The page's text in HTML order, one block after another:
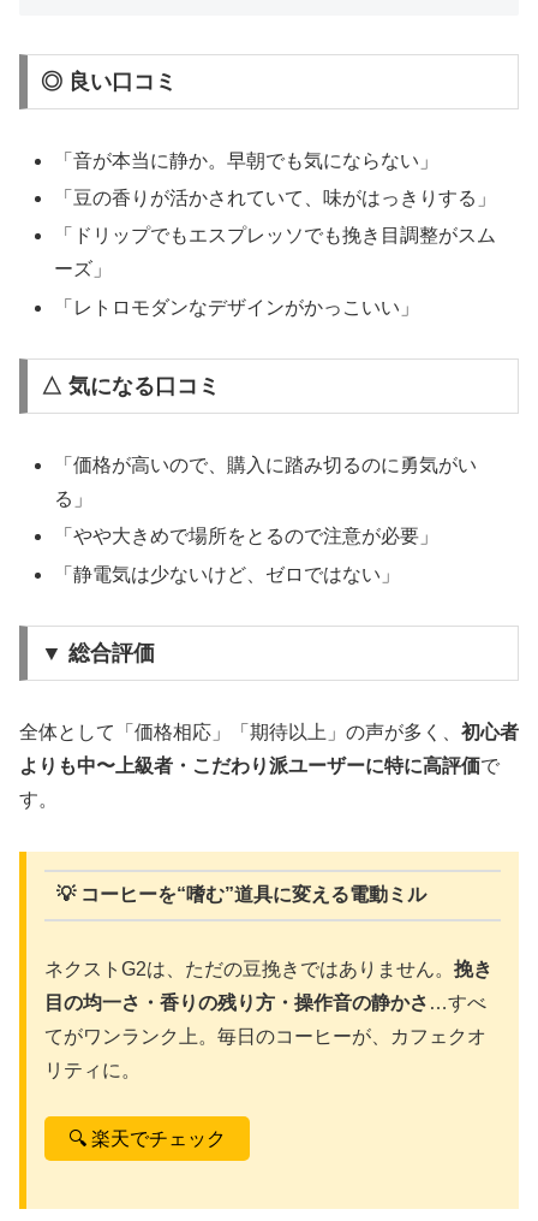
◎ 良い口コミ
「音が本当に静か。早朝でも気にならない」
「豆の香りが活かされていて、味がはっきりする」
「ドリップでもエスプレッソでも挽き目調整がスム
ーズ」
「レトロモダンなデザインがかっこいい」
△ 気になる口コミ
「価格が高いので、購入に踏み切るのに勇気がい
る」
「やや大きめで場所をとるので注意が必要」
「静電気は少ないけど、ゼロではない」
▼ 総合評価
全体として「価格相応」「期待以上」の声が多く、 初心者
よりも中〜上級者・こだわり派ユーザーに特に高評価で
す。
💡 コーヒーを“嗜む”道具に変える電動ミル
ネクストG2は、ただの豆挽きではありません。 挽き
目の均一さ・香りの残り方・操作音の静かさ …すべ
てがワンランク上。毎日のコーヒーが、カフェクオ
リティに。
🔍 楽天でチェック